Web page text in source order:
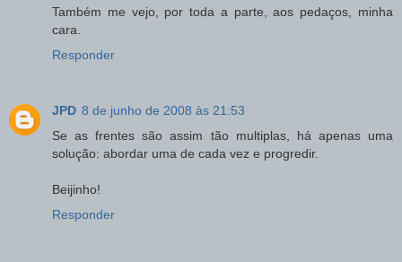
Também me vejo, por toda a parte, aos pedaços, minha
cara.
Responder
JPD 8 de junho de 2008 às 21:53
Se as frentes são assim tão multiplas, há apenas uma
solução: abordar uma de cada vez e progredir.
Beijinho!
Responder